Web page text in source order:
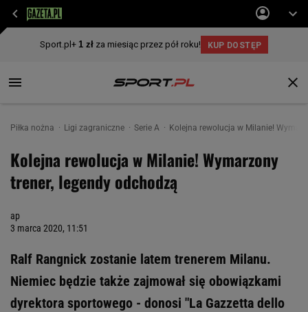
Piłka nożna Ligi zagraniczne Serie A Kolejna rewolucja w Milanie!
Kolejna rewolucja w Milanie! Wymarzony
trener, legendy odchodzą
ap
3 marca 2020, 11:51
Ralf Rangnick zostanie latem trenerem Milanu.
Niemiec będzie także zajmował się obowiązkami
dyrektora sportowego - donosi "La Gazzetta dello